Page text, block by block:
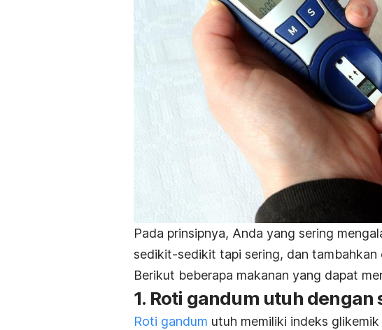
Pada prinsipnya, Anda yang sering
sedikit-sedikit tapi sering, dan tambahkan
Berikut beberapa makanan yang dapat
1. Roti gandum utuh dengan
Roti gandum utuh memiliki indeks glikemik